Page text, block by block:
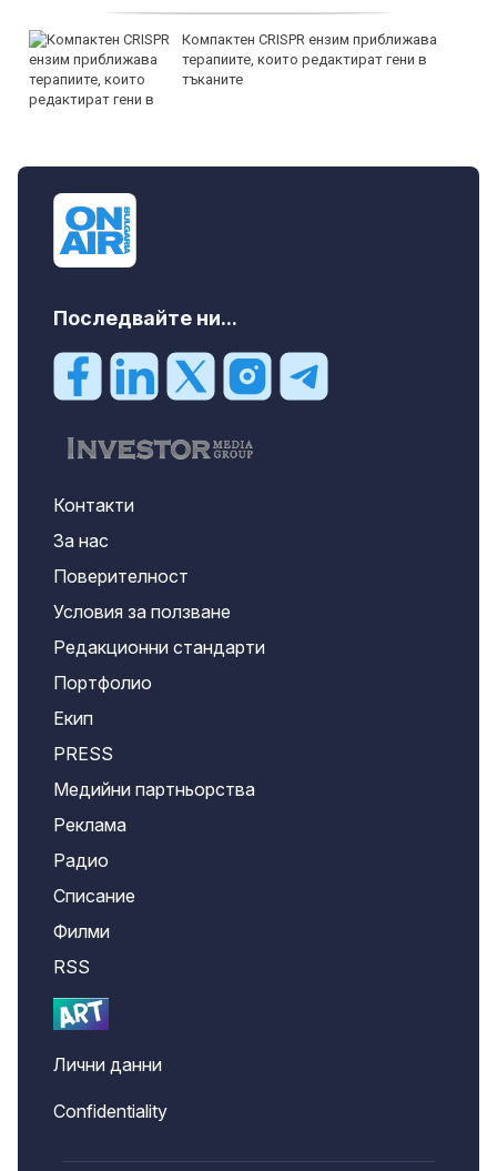
Компактен CRISPR ензим приближава
терапиите, които редактират гени в
тъканите
Последвайте ни...
Контакти
За нас
Поверителност
Условия за ползване
Редакционни стандарти
Портфолио
Екип
PRESS
Медийни партньорства
Реклама
Радио
Списание
Филми
RSS
Лични данни
Confidentiality